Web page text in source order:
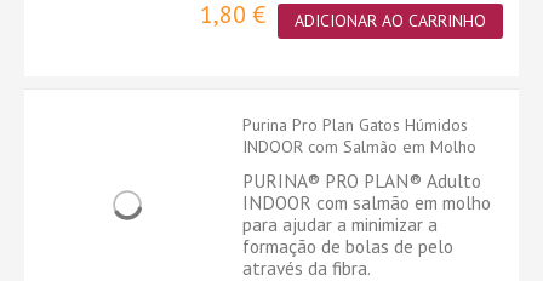
1,80 € ADICIONAR AO CARRINHO
Purina Pro Plan Gatos Húmidos
INDOOR com Salmão em Molho
PURINA® PRO PLAN® Adulto
INDOOR com salmão em molho
para ajudar a minimizar a
formação de bolas de pelo
através da fibra.